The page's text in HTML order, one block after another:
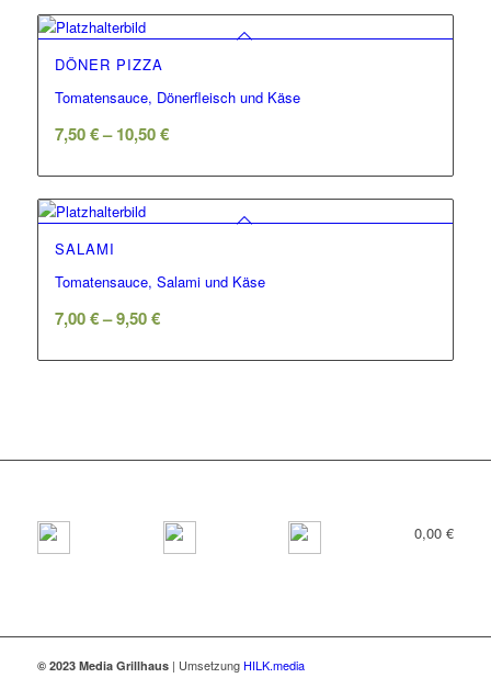
DÖNER PIZZA
Tomatensauce, Dönerfleisch und Käse
7,50€–10,50€
SALAMI
Tomatensauce, Salami und Käse
7,00€–9,50€
0,00€
© 2023 Media Grillhaus| Umsetzung HILK.media